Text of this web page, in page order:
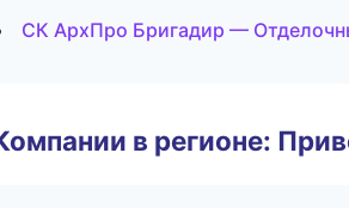
СК АрхПро Бригадир —
в регионе: